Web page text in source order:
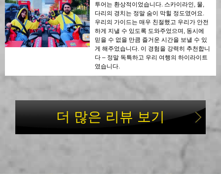
투어는 환상적이었습니다. 스카이라인, 물,
다리의 경치는 정말 숨이 막힐 정도였어요.
우리의 가이드는 매우 친절했고 우리가 안전
하게 지낼 수 있도록 도와주었으며, 동시에
믿을 수 없을 만큼 즐거운 시간을 보낼 수 있
게 해주었습니다. 이 경험을 강력히 추천합니
다 – 정말 독특하고 우리 여행의 하이라이트
였습니다.
더 많은 리뷰 보기